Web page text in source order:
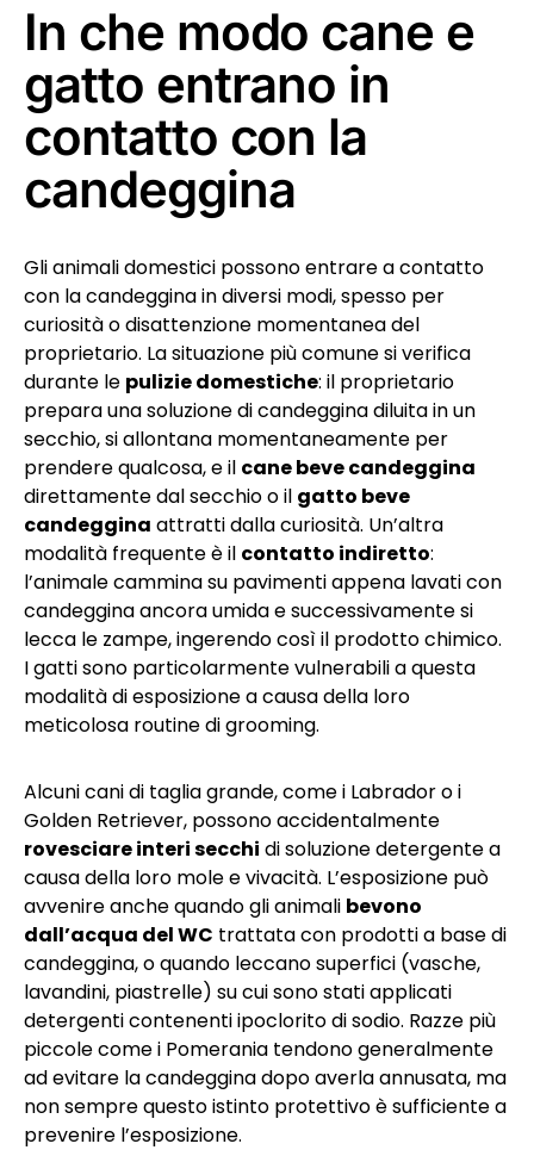
In che modo cane e
gatto entrano in
contatto con la
candeggina
Gli animali domestici possono entrare a contatto
con la candeggina in diversi modi, spesso per
curiosità o disattenzione momentanea del
proprietario. La situazione più comune si verifica
durante le pulizie domestiche: il proprietario
prepara una soluzione di candeggina diluita in un
secchio, si allontana momentaneamente per
prendere qualcosa, e il cane beve candeggina
direttamente dal secchio o il gatto beve
candeggina attratti dalla curiosità. Un’altra
modalità frequente è il contatto indiretto:
l’animale cammina su pavimenti appena lavati con
candeggina ancora umida e successivamente si
lecca le zampe, ingerendo così il prodotto chimico.
I gatti sono particolarmente vulnerabili a questa
modalità di esposizione a causa della loro
meticolosa routine di grooming.
Alcuni cani di taglia grande, come i Labrador o i
Golden Retriever, possono accidentalmente
rovesciare interi secchi di soluzione detergente a
causa della loro mole e vivacità. L’esposizione può
avvenire anche quando gli animali bevono
dall’acqua del WC trattata con prodotti a base di
candeggina, o quando leccano superfici (vasche,
lavandini, piastrelle) su cui sono stati applicati
detergenti contenenti ipoclorito di sodio. Razze più
piccole come i Pomerania tendono generalmente
ad evitare la candeggina dopo averla annusata, ma
non sempre questo istinto protettivo è sufficiente a
prevenire l’esposizione.